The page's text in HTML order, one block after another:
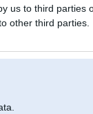
us to third parties
other third parties.
stāvoklī ar
kop? autiņa iegādes,
nepamanīju stūres